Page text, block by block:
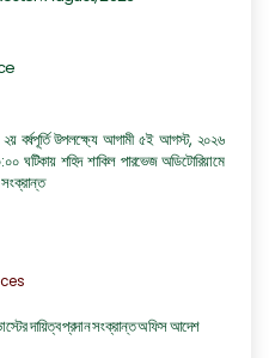
বর্ষপূর্তি উপলক্ষ্যে আগামী ৫ই আগস্ট, ২০২৬
ঘটিকায় শহিদ শাকিল পারভেজ অডিটোরিয়ামে
দায়িত্ব প্রদান সংক্রান্ত অফিস আদেশ